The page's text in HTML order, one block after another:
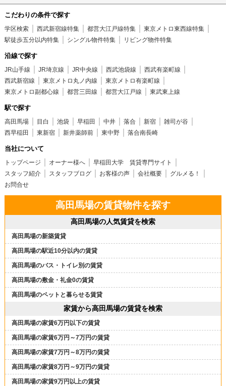
こだわりの条件で探す
学区検索 西武新宿線特集 都営大江戸線特集
東京メトロ東西線特集
駅徒歩五分以内特集
シングル物件特集 リビング物件特集
沿線で探す
JR山手線 JR埼京線 JR中央線 西武池袋線
西武有楽町線
西武新宿線
東京メトロ丸ノ内線
東京メトロ有楽町線
東京メトロ副都心線
都営三田線 都営大江戸線 東武東上線
駅で探す
高田馬場 目白 池袋 早稲田 中井 落合 新宿
雑司が谷
西早稲田
東新宿 新井薬師前 東中野 落合南長崎
当社について
トップページ オーナー様へ
早稲田大学 賃貸専門サイト
スタッフ紹介
スタッフブログ お客様の声 会社概要
グルメる！
お問合せ
高田馬場の賃貸物件を探す
高田馬場の人気賃貸を検索
高田馬場の新築賃貸
高田馬場の駅近10分以内の賃貸
高田馬場のバス・トイレ別の賃貸
高田馬場の敷金・礼金0の賃貸
高田馬場のペットと暮らせる賃貸
家賃から高田馬場の賃貸を検索
高田馬場の家賃6万円以下の賃貸
高田馬場の家賃6万円～7万円の賃貸
高田馬場の家賃7万円～8万円の賃貸
高田馬場の家賃8万円～9万円の賃貸
高田馬場の家賃9万円以上の賃貸